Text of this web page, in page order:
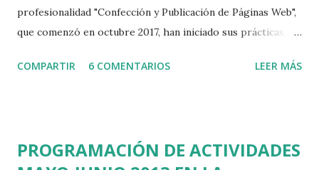
profesionalidad "Confección y Publicación de Páginas Web",
que comenzó en octubre 2017, han iniciado sus prácticas no
560 horas, de las cuales 80 corresponden a prácticas no
100 SL PosicionalNET Global Marketing SL Iconestudio La
COMPARTIR 6 COMENTARIOS LEER MÁS
PROGRAMACIÓN DE ACTIVIDADES